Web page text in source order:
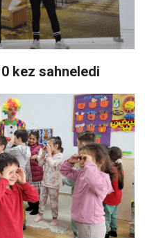
kez sahneledi